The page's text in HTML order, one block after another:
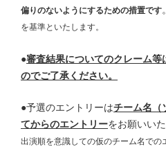
偏りのないようにするための措置です。
を基準といたします。
●審査結果についてのクレーム
のでご了承ください。
●予選のエントリーはチーム名（
てからのエントリーをお願いいた
出演順を意識しての仮のチーム名での